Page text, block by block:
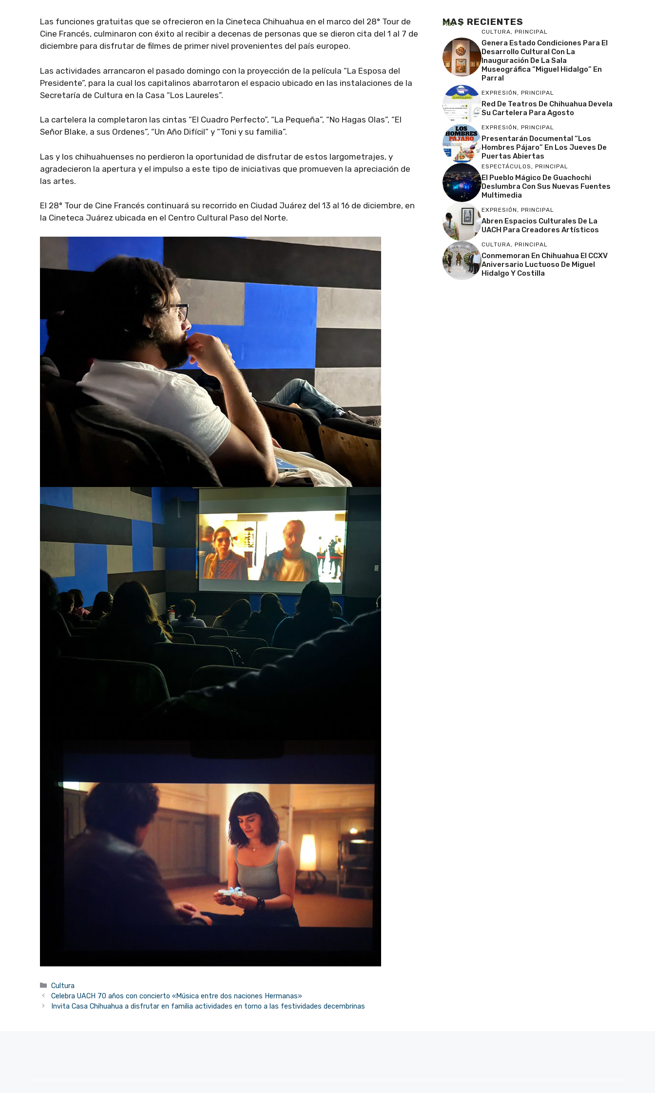
Las funciones gratuitas que se ofrecieron en la Cineteca Chihuahua en el marco del 28° Tour de
Cine Francés, culminaron con éxito al recibir a decenas de personas que se dieron cita del 1 al 7 de
diciembre para disfrutar de filmes de primer nivel provenientes del país europeo.
Las actividades arrancaron el pasado domingo con la proyección de la película “La Esposa del
Presidente”, para la cual los capitalinos abarrotaron el espacio ubicado en las instalaciones de la
Secretaría de Cultura en la Casa “Los Laureles”.
La cartelera la completaron las cintas “El Cuadro Perfecto”, “La Pequeña”, “No Hagas Olas”, “El
Señor Blake, a sus Ordenes”, “Un Año Difícil” y “Toni y su familia”.
Las y los chihuahuenses no perdieron la oportunidad de disfrutar de estos largometrajes, y
agradecieron la apertura y el impulso a este tipo de iniciativas que promueven la apreciación de
las artes.
El 28° Tour de Cine Francés continuará su recorrido en Ciudad Juárez del 13 al 16 de diciembre, en
la Cineteca Juárez ubicada en el Centro Cultural Paso del Norte.
Categorías
Cultura
Celebra UACH 70 años con concierto «Música entre dos naciones Hermanas»
Invita Casa Chihuahua a disfrutar en familia actividades en torno a las festividades decembrinas
MAS RECIENTES
Más
CULTURA, PRINCIPAL
Genera Estado Condiciones Para El
Desarrollo Cultural Con La
Inauguración De La Sala
Museográfica “Miguel Hidalgo” En
Parral
EXPRESIÓN , PRINCIPAL
Red De Teatros De Chihuahua Devela
Su Cartelera Para Agosto
EXPRESIÓN , PRINCIPAL
Presentarán Documental “Los
Hombres Pájaro” En Los Jueves De
Puertas Abiertas
ESPECTÁCULOS , PRINCIPAL
El Pueblo Mágico De Guachochi
Deslumbra Con Sus Nuevas Fuentes
Multimedia
EXPRESIÓN , PRINCIPAL
Abren Espacios Culturales De La
UACH Para Creadores Artísticos
CULTURA, PRINCIPAL
Conmemoran En Chihuahua El CCXV
Aniversario Luctuoso De Miguel
Hidalgo Y Costilla